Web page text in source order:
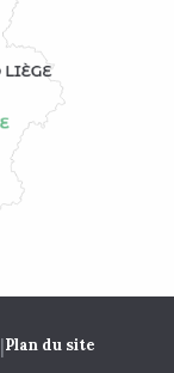
|Plan du site